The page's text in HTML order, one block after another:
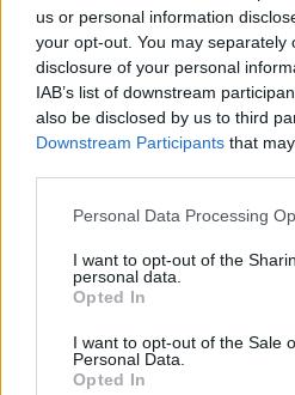
us or personal information
your opt-out. You may separately
disclosure of your personal
IAB’s list of downstream
also be disclosed by us to third
Downstream Participants that
Personal Data Processing
I want to opt-out of the
personal data.
Opted In
I want to opt-out of the Sale
Personal Data.
Opted In